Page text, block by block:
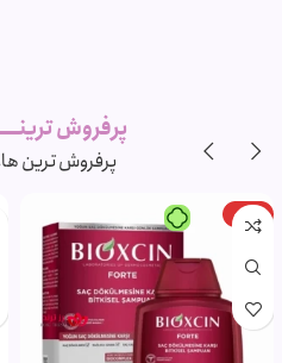
پرفروش
پرفروش ترین ها
-5%